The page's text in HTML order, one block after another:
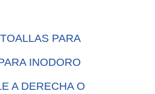
PARA
INODORO
A DERECHA O